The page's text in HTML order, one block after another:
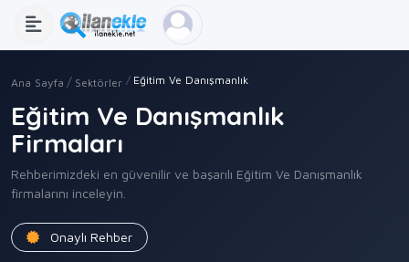
Ana Sayfa Sektörler Eğitim Ve Danışmanlık
Eğitim Ve Danışmanlık
Firmaları
Rehberimizdeki en güvenilir ve başarılı Eğitim Ve Danışmanlık
firmalarını inceleyin.
Onaylı Rehber